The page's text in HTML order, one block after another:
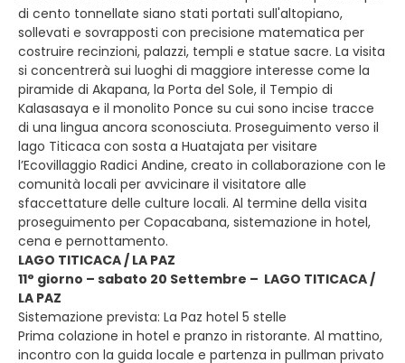
di cento tonnellate siano stati portati sull'altopiano,
sollevati e sovrapposti con precisione matematica per
costruire recinzioni, palazzi, templi e statue sacre. La visita
si concentrerà sui luoghi di maggiore interesse come la
piramide di Akapana, la Porta del Sole, il Tempio di
Kalasasaya e il monolito Ponce su cui sono incise tracce
di una lingua ancora sconosciuta. Proseguimento verso il
lago Titicaca con sosta a Huatajata per visitare
l’Ecovillaggio Radici Andine, creato in collaborazione con le
comunità locali per avvicinare il visitatore alle
sfaccettature delle culture locali. Al termine della visita
proseguimento per Copacabana, sistemazione in hotel,
cena e pernottamento.
LAGO TITICACA / LA PAZ
11° giorno – sabato 20 Settembre – LAGO TITICACA /
LA PAZ
Sistemazione prevista: La Paz hotel 5 stelle
Prima colazione in hotel e pranzo in ristorante. Al mattino,
incontro con la guida locale e partenza in pullman privato